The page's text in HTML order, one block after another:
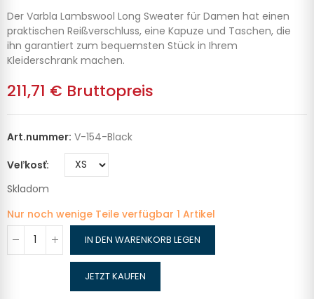
Der Varbla Lambswool Long Sweater für Damen hat einen
praktischen Reißverschluss, eine Kapuze und Taschen, die
ihn garantiert zum bequemsten Stück in Ihrem
Kleiderschrank machen.
211,71 € Bruttopreis
Art.nummer: V-154-Black
Veľkosť
Skladom
Nur noch wenige Teile verfügbar 1 Artikel
IN DEN WARENKORB LEGEN
JETZT KAUFEN